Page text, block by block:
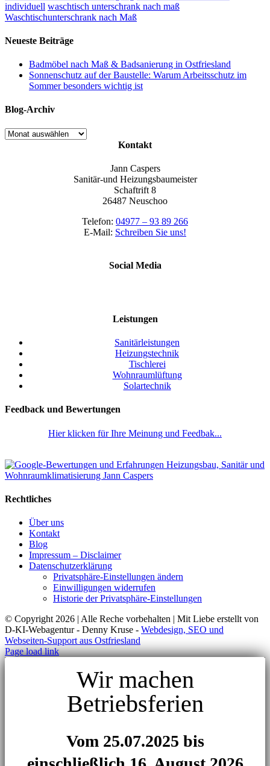
individuell waschtisch unterschrank nach maß
Waschtischunterschrank nach Maß
Neueste Beiträge
Badmöbel nach Maß & Badsanierung in Ostfriesland
Sonnenschutz auf der Baustelle: Warum Arbeitsschutz im
Sommer besonders wichtig ist
Blog-Archiv
Blog-
Kontakt
Jann Caspers
Sanitär-und Heizungsbaumeister
Schaftrift 8
26487 Neuschoo
Telefon: 04977 – 93 89 266
E-Mail: Schreiben Sie uns!
Social Media
Leistungen
Sanitärleistungen
Heizungstechnik
Tischlerei
Wohnraumlüftung
Solartechnik
Feedback und Bewertungen
Hier klicken für Ihre Meinung und Feedbak...
Rechtliches
Über uns
Kontakt
Blog
Impressum – Disclaimer
Datenschutzerklärung
Privatsphäre-Einstellungen ändern
Einwilligungen widerrufen
Historie der Privatsphäre-Einstellungen
© Copyright 2026 | Alle Reche vorbehalten | Mit Liebe erstellt von
D-KI-Webagentur - Denny Kruse - Webdesign, SEO und
Webseiten-Support aus Ostfriesland
Page load link
Wir machen
Betriebsferien
Vom 25.07.2025 bis